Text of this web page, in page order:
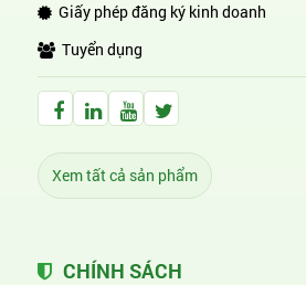
Giấy phép đăng ký kinh doanh
Tuyển dụng
Facebook Huỳnh Gia Alpha
LinkedIn Huỳnh Gia
YouTube Huỳnh Gia
Twitter Huỳnh
Xem tất cả sản phẩm
CHÍNH SÁCH